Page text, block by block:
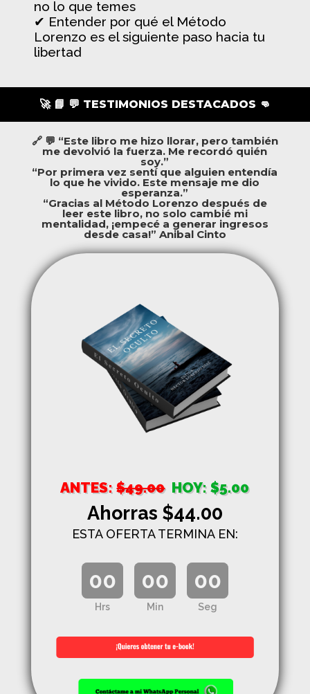
no lo que temes
✔ Entender por qué el Método
Lorenzo es el siguiente paso hacia tu
libertad
🚀 📘 💬 TESTIMONIOS DESTACADOS 👊
🔗 💬 “Este libro me hizo llorar, pero también
me devolvió la fuerza. Me recordó quién
soy.”
“Por primera vez sentí que alguien entendía
lo que he vivido. Este mensaje me dio
esperanza.”
“Gracias al Método Lorenzo después de
leer este libro, no solo cambié mi
mentalidad, ¡empecé a generar ingresos
desde casa!” Anibal Cinto
ANTES:$49.00HOY: $5.00
Ahorras $44.00
ESTA OFERTA TERMINA EN:
00
Hrs
00
Min
00
Seg